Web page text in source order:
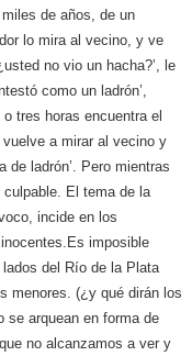
de años, de un
lo mira al vecino, y ve
no vio un hacha?’, le
como un ladrón’,
tres horas encuentra el
a mirar al vecino y
de ladrón’. Pero mientras
El tema de la
incide en los
Es imposible
del Río de la Plata
menores. (¿y qué dirán los
se arquean en forma de
no alcanzamos a ver y